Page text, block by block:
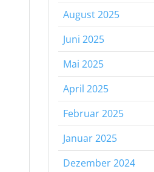
August 2025
Juni 2025
Mai 2025
April 2025
Februar 2025
Januar 2025
Dezember 2024